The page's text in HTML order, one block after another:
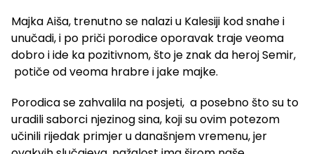
Majka Aiša, trenutno se nalazi u Kalesiji kod snahe i
unučadi, i po priči porodice oporavak traje veoma
dobro i ide ka pozitivnom, što je znak da heroj Semir,
potiče od veoma hrabre i jake majke.
Porodica se zahvalila na posjeti, a posebno što su to
uradili saborci njezinog sina, koji su ovim potezom
učinili rijedak primjer u današnjem vremenu, jer